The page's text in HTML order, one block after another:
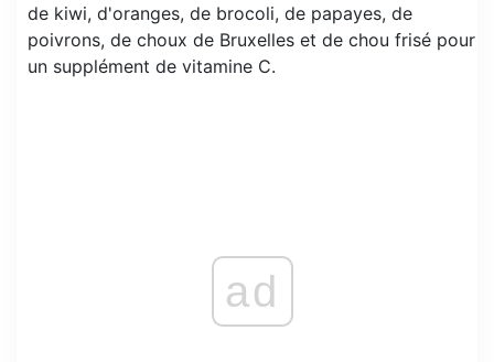
de kiwi, d'oranges, de brocoli, de papayes, de
poivrons, de choux de Bruxelles et de chou frisé pour
un supplément de vitamine C.
ad